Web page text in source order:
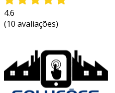
4.6
(10 avaliações)